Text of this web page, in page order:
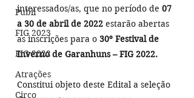
Publi
FIG 2023
FIG 2022
Atrações
Circo
interessados/as, que no período de 07
a 30 de abril de 2022 estarão abertas
as inscrições para o 30º Festival de
Inverno de Garanhuns – FIG 2022.
Constitui objeto deste Edital a seleção